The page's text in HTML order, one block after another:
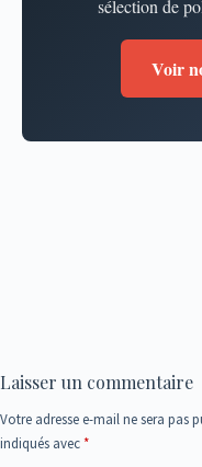
sélection de
Voir
Laisser un commentaire
Votre adresse e-mail ne sera pas
indiqués avec*